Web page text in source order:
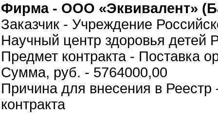
Фирма - ООО «Эквивалент»
Заказчик - Учреждение
Научный центр здоровья детей
Предмет контракта - Поставка
Сумма, руб. - 5764000,00
Причина для внесения в
контракта